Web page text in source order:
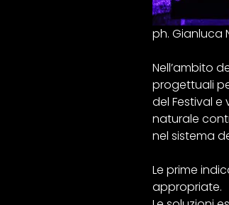
ph. Gianluca
Nell’ambito
progettuali
del Festival
naturale
nel sistema
Le prime
appropriate.